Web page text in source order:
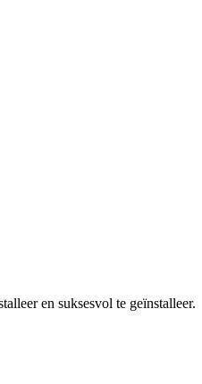
en suksesvol te geïnstalleer.